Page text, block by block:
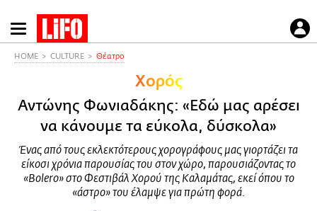
Παράκαμψη
προς
HOME CULTURE Θέατρο
Χορός
Αντώνης Φωνιαδάκης: «Εδώ μας αρέσει
να κάνουμε τα εύκολα, δύσκολα»
Ένας από τους εκλεκτότερους χορογράφους μας γιορτάζει τα
είκοσι χρόνια παρουσίας του στον χώρο, παρουσιάζοντας το
«Bolero» στο Φεστιβάλ Χορού της Καλαμάτας, εκεί όπου το
«άστρο» του έλαμψε για πρώτη φορά.